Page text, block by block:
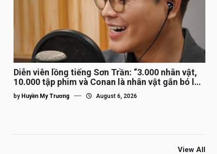
Diễn viên lồng tiếng Sơn Trần: “3.000 nhân vật,
10.000 tập phim và Conan là nhân vật gắn bó lâu
nhất”
by Huyền My Trương August 6, 2026
View All